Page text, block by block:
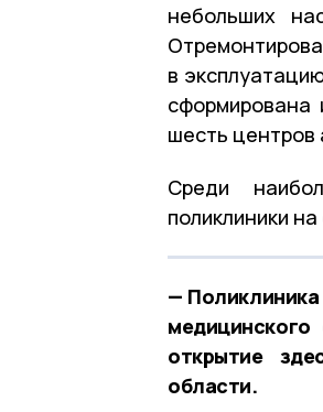
небольших
в
сформирована
шесть центров
Среди
поликлиники
—
открытие
области.